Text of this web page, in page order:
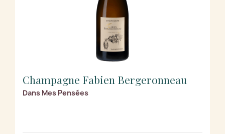
Champagne Fabien Bergeronneau
Dans Mes Pensées